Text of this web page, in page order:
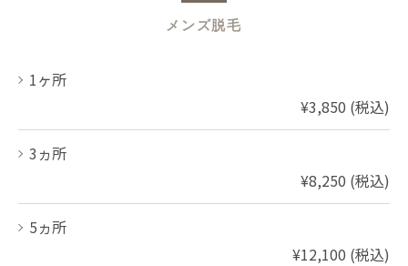
メンズ脱毛
1ヶ所
¥3,850 (税込)
3ヵ所
¥8,250 (税込)
5ヵ所
¥12,100 (税込)